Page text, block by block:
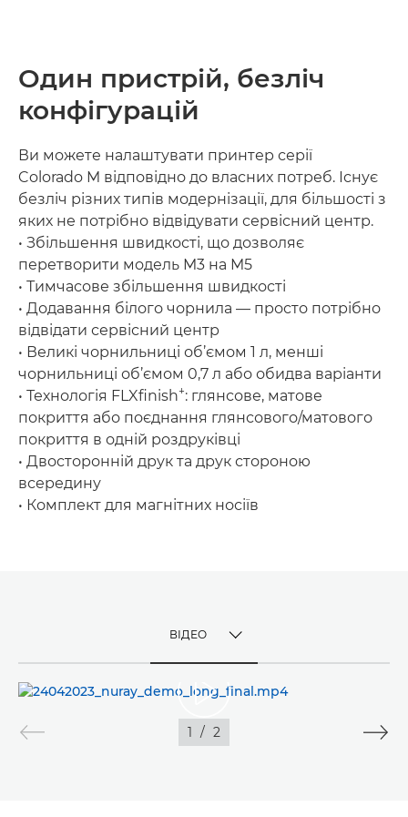
Один пристрій, безліч
конфігурацій
Ви можете налаштувати принтер серії
Colorado M відповідно до власних потреб. Існує
безліч різних типів модернізації, для більшості з
яких не потрібно відвідувати сервісний центр.
• Збільшення швидкості, що дозволяє
перетворити модель M3 на M5
• Тимчасове збільшення швидкості
• Додавання білого чорнила — просто потрібно
відвідати сервісний центр
• Великі чорнильниці об’ємом 1 л, менші
чорнильниці об’ємом 0,7 л або обидва варіанти
• Технологія FLXﬁnish+: глянсове, матове
покриття або поєднання глянсового/матового
покриття в одній роздруківці
• Двосторонній друк та друк стороною
всередину
• Комплект для магнітних носіїв
ВІДЕО
ВІДЕО
ЗОБРАЖЕННЯ
1 / 2